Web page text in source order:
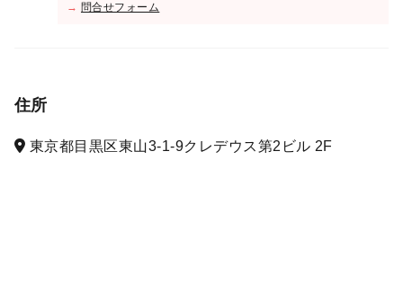
→ 問合せフォーム
住所
東京都目黒区東山3-1-9クレデウス第2ビル 2F